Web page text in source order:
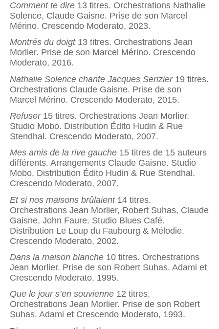
Comment te dire 13 titres. Orchestrations Nathalie
Solence, Claude Gaisne. Prise de son Marcel
Mérino. Crescendo Moderato, 2023.
Montrés du doigt13 titres. Orchestrations Jean
Morlier. Prise de son Marcel Mérino. Crescendo
Moderato, 2016.
Nathalie Solence chante Jacques Serizier19 titres.
Orchestrations Claude Gaisne. Prise de son
Marcel Mérino. Crescendo Moderato, 2015.
Refuser15 titres. Orchestrations Jean Morlier.
Studio Mobo. Distribution Édito Hudin & Rue
Stendhal. Crescendo Moderato, 2007.
Mes amis de la rive gauche 15 titres de 15 auteurs
différents. Arrangements Claude Gaisne. Studio
Mobo. Distribution Édito Hudin & Rue Stendhal.
Crescendo Moderato, 2007.
Et si nos maisons brûlaient14 titres.
Orchestrations Jean Morlier, Robert Suhas, Claude
Gaisne, John Faure. Studio Blues Café.
Distribution Le Loup du Faubourg & Mélodie.
Crescendo Moderato, 2002.
Dans la maison blanche 10 titres. Orchestrations
Jean Morlier. Prise de son Robert Suhas. Adami et
Crescendo Moderato, 1995.
Que le jour s’en souvienne 12 titres.
Orchestrations Jean Morlier. Prise de son Robert
Suhas. Adami et Crescendo Moderato, 1993.